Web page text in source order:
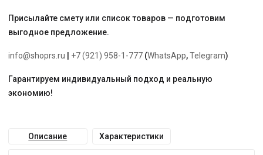
Присылайте смету или список товаров — подготовим
выгодное предложение.
info@shoprs.ru +7 (921) 958-1-777 (WhatsApp,Telegram)
Гарантируем индивидуальный подход и реальную
экономию!
Описание Характеристики